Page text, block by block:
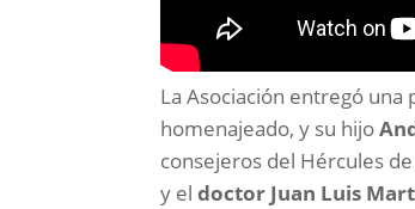
La Asociación entregó una
homenajeado, y su hijo
consejeros del Hércules
y eldoctor Juan Luis